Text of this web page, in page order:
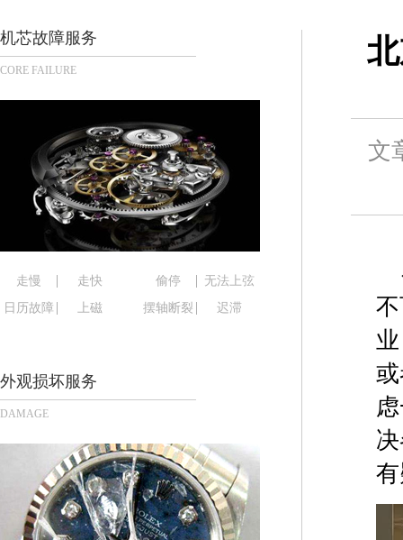
济南市历下区经十路11111号华润中心写字楼（万
广州市越秀区环市东路371-375号世界贸易中心大
深圳市罗湖区深南东路5001号华润大厦写字楼17
惠州市惠城区江北文昌一路7号华贸大厦写字楼1座
厦门市思明区湖滨东路95号华润大厦写字楼B座11
福州市鼓楼区五四路128-1号恒力城写字楼15层03
成都市锦江区人民东路6号SAC东原中心写字楼24
重庆市江北区观音桥步行街2号融恒时代广场写字
长沙市芙蓉区定王台街道建湘路393号世茂环球
郑州市二七区铭功路10号华润大厦写字楼29层
沈阳市沈河区中街路137号亨得利名表服务中心（
沈阳市沈河区中街路83号亨得利名表服务中心（
乌鲁木齐市天山区红山路26号时代广场（
温州市鹿城区锦绣路1067号置信广场10层1015室
哈尔滨市道里区友谊西路600号富力中心T2座写字
大连市中山区人民路15号国际金融大厦7层G室（
佛山市禅城区季华五路57号万科金融中心C座12层
东莞市东城街道鸿福东路1号民盈国贸中心T1写字
机芯故障服务
CORE FAILURE
走慢 走快 偷停
无法上弦
日历故障
上磁 摆轴断裂 迟滞
外观损坏服务
DAMAGE
文